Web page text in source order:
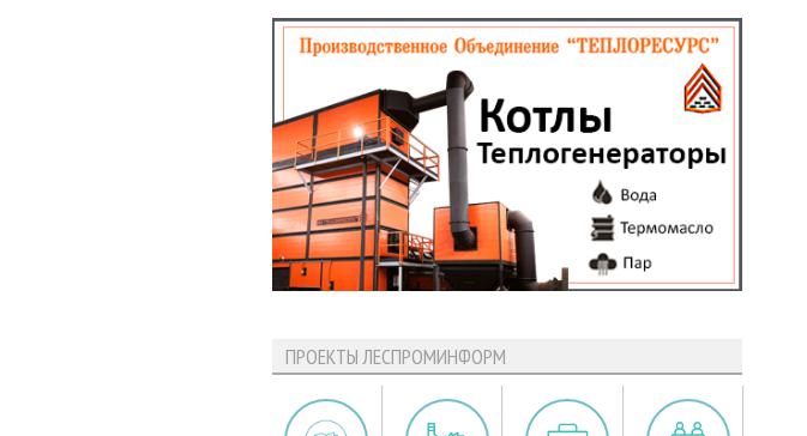
ПРОЕКТЫ ЛЕСПРОМИНФОРМ